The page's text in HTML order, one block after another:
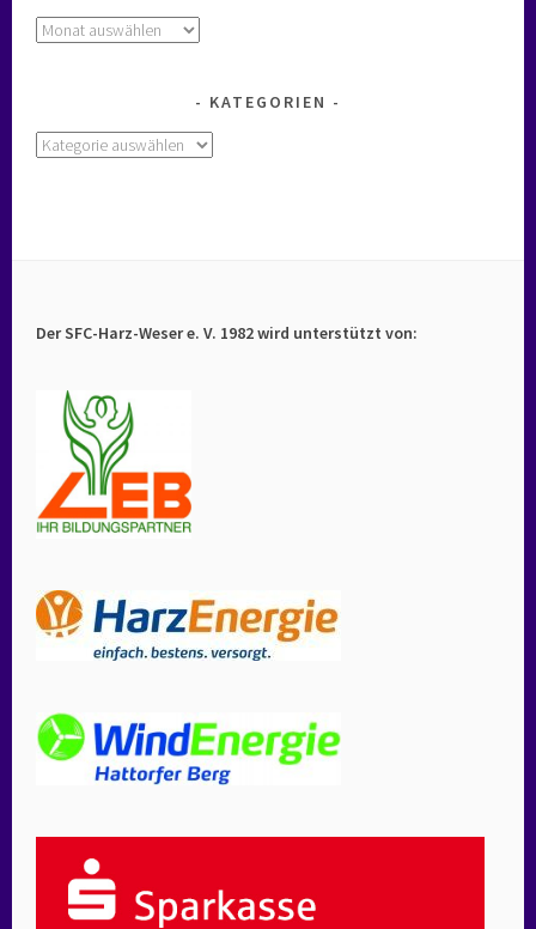
Archiv
KATEGORIEN
Kategorien
Der SFC-Harz-Weser e. V. 1982 wird unterstützt von: